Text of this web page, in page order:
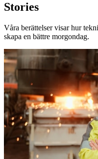
Stories
Våra berättelser visar hur
skapa en bättre morgondag.